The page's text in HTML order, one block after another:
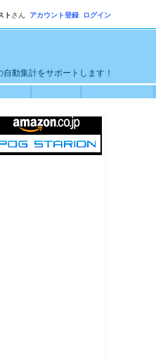
ト さん アカウント登録 ログイン
動集計をサポートします！